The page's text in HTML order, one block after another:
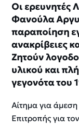
Οι ερευνητές
Φανούλα
παραποίηση
ανακρίβειες
Ζητούν
υλικού και
γεγονότα του
Αίτημα για
Επιτροπής για